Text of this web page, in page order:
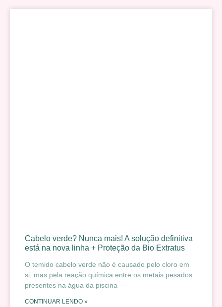
Cabelo verde? Nunca mais! A solução definitiva
está na nova linha + Proteção da Bio Extratus
O temido cabelo verde não é causado pelo cloro em
si, mas pela reação química entre os metais pesados
presentes na água da piscina —
CONTINUAR LENDO »